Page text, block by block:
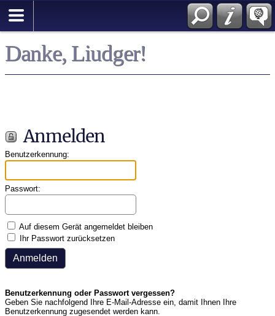
Danke, Liudger!
Anmelden
Benutzerkennung:
Passwort:
Auf diesem Gerät angemeldet bleiben
Ihr Passwort zurücksetzen
Benutzerkennung oder Passwort vergessen?
Geben Sie nachfolgend Ihre E-Mail-Adresse ein, damit Ihnen Ihre
Benutzerkennung zugesendet werden kann.